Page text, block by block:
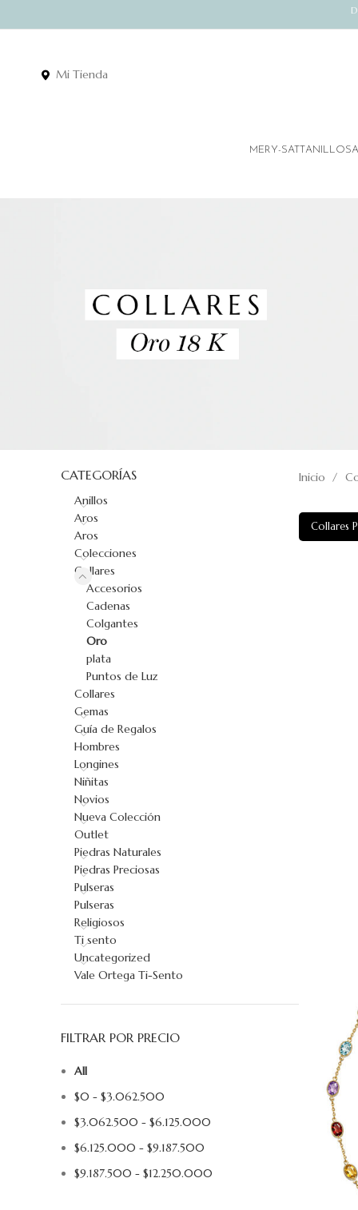
Mi Tienda
MERY-SATTANILLOS
CATEGORÍAS
Anillos
Aros
Aros
Colecciones
Collares
Accesorios
Cadenas
Colgantes
Oro
plata
Puntos de Luz
Collares
Gemas
Guía de Regalos
Hombres
Longines
Niñitas
Novios
Nueva Colección
Outlet
Piedras Naturales
Piedras Preciosas
Pulseras
Pulseras
Religiosos
Ti sento
Uncategorized
Vale Ortega Ti-Sento
FILTRAR POR PRECIO
All
$0 - $3.062.500
$3.062.500 - $6.125.000
$6.125.000 - $9.187.500
$9.187.500 - $12.250.000
Inicio
Collares
AÑADIR AL